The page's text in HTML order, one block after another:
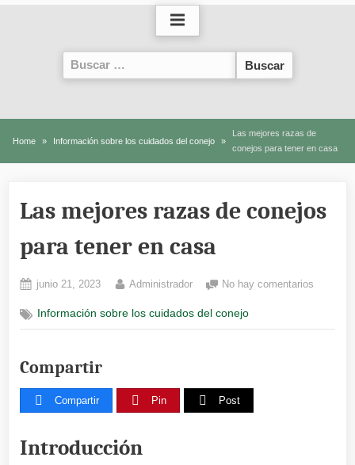
Buscar:
Home Información sobre los cuidados del conejo
Las mejores razas de
conejos para tener en casa
Las mejores razas de conejos
para tener en casa
Posted
junio 21, 2023 By
Administrador No hay comentarios
razas
Información sobre los cuidados del conejo
Compartir
Compartir Pin Post
Introducción